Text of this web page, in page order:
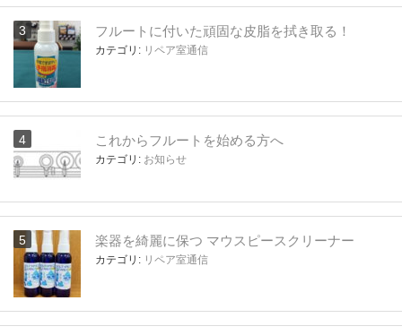
フルートに付いた頑固な皮脂を拭き取る！
カテゴリ: リペア室通信
これからフルートを始める方へ
カテゴリ: お知らせ
楽器を綺麗に保つ マウスピースクリーナー
カテゴリ: リペア室通信